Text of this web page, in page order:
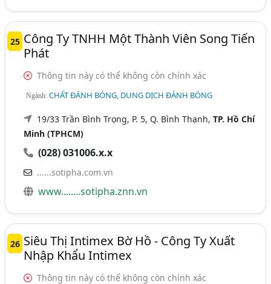
25 Công Ty TNHH Một Thành Viên Song Tiến
Phát
Thông tin này có thể không còn chính xác
Ngành:CHẤT ĐÁNH BÓNG, DUNG DỊCH ĐÁNH BÓNG
19/33 Trần Bình Trọng, P. 5, Q. Bình Thạnh,TP. Hồ Chí
Minh (TPHCM)
(028) 031006.x.x
......sotipha.com.vn
www........sotipha.znn.vn
26 Siêu Thị Intimex Bờ Hồ - Công Ty Xuất
Nhập Khẩu Intimex
Thông tin này có thể không còn chính xác